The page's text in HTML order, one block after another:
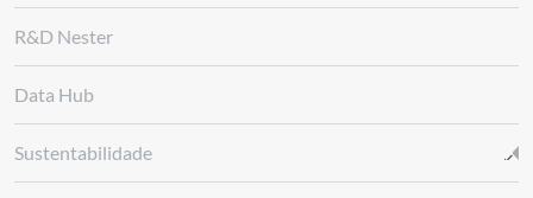
R&D Nester
Data Hub
Sustentabilidade